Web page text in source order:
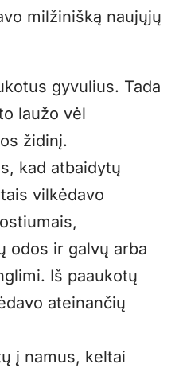
milžinišką naujųjų
gyvulius. Tada
laužo vėl
židinį.
kad atbaidytų
vilkėdavo
odos ir galvų arba
Iš paaukotų
ateinančių
į namus, keltai